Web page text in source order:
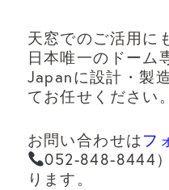
天窓でのご活用に
日本唯一のドーム
Japanに設計・製
てお任せください。
お問い合わせはフ
052-848-8444
ります。